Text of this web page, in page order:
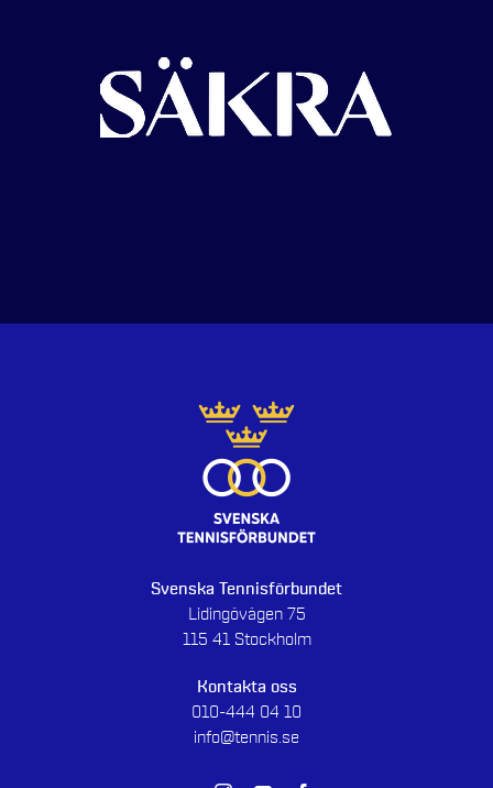
Svenska Tennisförbundet
Lidingövägen 75
115 41 Stockholm
Kontakta oss
010-444 04 10
info@tennis.se